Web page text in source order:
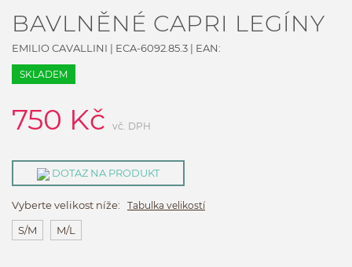
BAVLNĚNÉ CAPRI LEGÍNY
EMILIO CAVALLINI | ECA-6092.85.3 | EAN:
SKLADEM
750 Kč vč. DPH
DOTAZ NA PRODUKT
Vyberte velikost níže: Tabulka velikostí
S/M M/L